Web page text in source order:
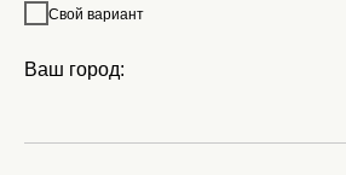
Свой вариант
Ваш город: